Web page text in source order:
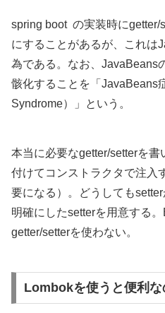
spring boot の実装時にgetter/
にすることがあるが、これは
為である。なお、JavaBeans
骸化することを「JavaBeans
Syndrome）」という。
本当に必要なgetter/setterを
付けてコンストラクタで注入
要になる）。どうしても
明確にしたsetterを用意する
getter/setterを使わない。
Lombokを使うと便利な